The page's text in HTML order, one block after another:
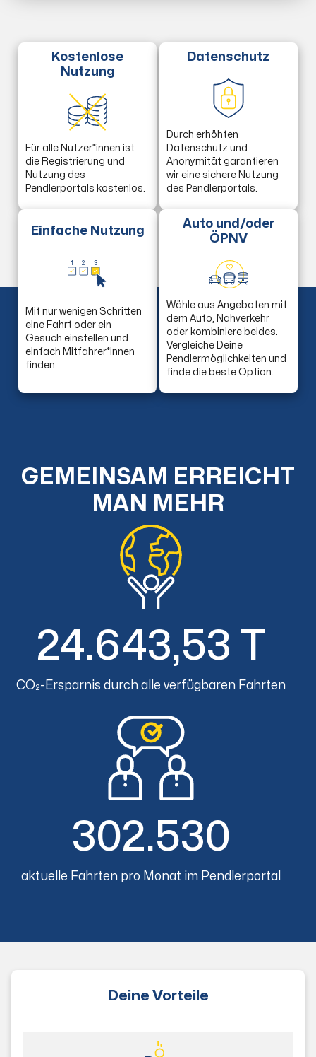
Kostenlose
Nutzung
Für alle Nutzer*innen ist
die Registrierung und
Nutzung des
Pendlerportals kostenlos.
Datenschutz
Durch erhöhten
Datenschutz und
Anonymität garantieren
wir eine sichere Nutzung
des Pendlerportals.
Einfache Nutzung
1 2 3
Mit nur wenigen Schritten
eine Fahrt oder ein
Gesuch einstellen und
einfach Mitfahrer*innen
finden.
Auto und/oder
ÖPNV
Wähle aus Angeboten mit
dem Auto, Nahverkehr
oder kombiniere beides.
Vergleiche Deine
Pendlermöglichkeiten und
finde die beste Option.
GEMEINSAM ERREICHT
MAN MEHR
24.643,53 T
CO₂-Ersparnis durch alle verfügbaren Fahrten
302.530
aktuelle Fahrten pro Monat im Pendlerportal
Deine Vorteile